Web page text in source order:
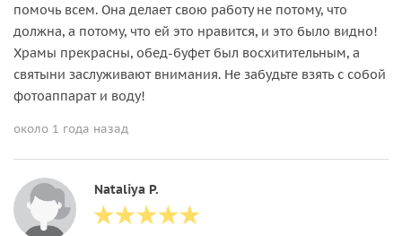
помочь всем. Она делает свою работу не потому, что
должна, а потому, что ей это нравится, и это было видно!
Храмы прекрасны, обед-буфет был восхитительным, а
святыни заслуживают внимания. Не забудьте взять с собой
фотоаппарат и воду!
около 1 года назад
Nataliya P.